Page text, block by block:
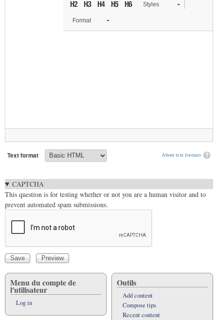
Styles
Format
About text formats
Text format
CAPTCHA
This question is for testing whether or not you are a human visitor and to
prevent automated spam submissions.
Menu du compte de
l'utilisateur
Log in
Outils
Add content
Compose tips
Recent content